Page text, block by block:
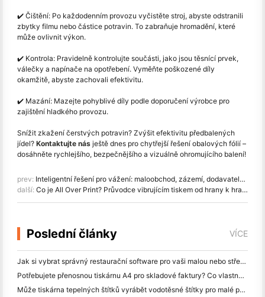
✔️ Čištění: Po každodenním provozu vyčistěte stroj, abyste odstranili
zbytky filmu nebo částice potravin. To zabraňuje hromadění, které
může ovlivnit výkon.
✔️ Kontrola: Pravidelně kontrolujte součásti, jako jsou těsnící prvek,
válečky a napínače na opotřebení. Vyměňte poškozené díly
okamžitě, abyste zachovali efektivitu.
✔️ Mazání: Mazejte pohyblivé díly podle doporučení výrobce pro
zajištění hladkého provozu.
Snížit zkažení čerstvých potravin? Zvýšit efektivitu předbalených
jídel? Kontaktujte nás ještě dnes pro chytřejší řešení obalových fólií –
dosáhněte rychlejšího, bezpečnějšího a vizuálně ohromujícího balení!
prev: Inteligentní řešení pro vážení: maloobchod, zázemí, dodavatelský řetězec a jídelna
další: Co je All Over Print? Průvodce vibrujícím tiskem od hrany k hraně
Poslední články VÍCE
Jak si vybrat správný restaurační software pro vaši malou nebo střední restauraci
Potřebujete přenosnou tiskárnu A4 pro skladové faktury? Co vlastně funguje
Může tiskárna tepelných štítků vyrábět vodotěsné štítky pro malé podniky?